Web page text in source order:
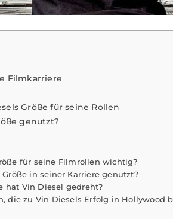
Filmkarriere
Größe für seine Rollen
genutzt?
für seine Filmrollen wichtig?
in seiner Karriere genutzt?
hat Vin Diesel gedreht?
die zu Vin Diesels Erfolg in Hollywood